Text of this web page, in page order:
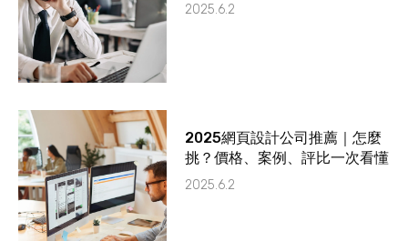
2025.6.2
2025網頁設計公司推薦｜怎麼
挑？價格、案例、評比一次看懂
2025.6.2